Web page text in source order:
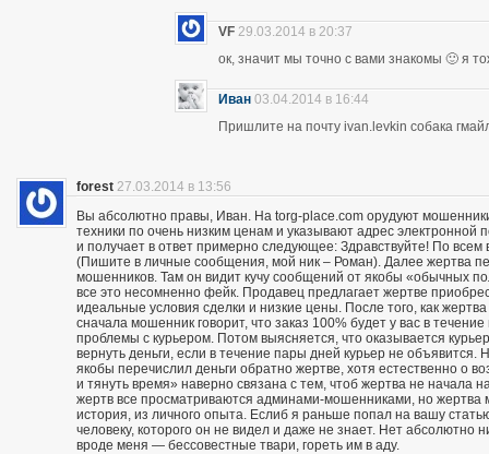
VF 29.03.2014 в 20:37
ок, значит мы точно с вами знакомы 🙂 я
Иван 03.04.2014 в 16:44
Пришлите на почту ivan.levkin собака
forest 27.03.2014 в 13:56
Вы абсолютно правы, Иван. На torg-place.com орудуют
техники по очень низким ценам и указывают адрес
и получает в ответ примерно следующее: Здравствуйте! По
(Пишите в личные сообщения, мой ник – Роман). Далее жертва
мошенников. Там он видит кучу сообщений от якобы «обычных
все это несомненно фейк. Продавец предлагает жертве
идеальные условия сделки и низкие цены. После того, как
сначала мошенник говорит, что заказ 100% будет у вас в
проблемы с курьером. Потом выясняется, что оказывается
вернуть деньги, если в течение пары дней курьер не
якобы перечислил деньги обратно жертве, хотя естественно о
и тянуть время» наверно связана с тем, чтоб жертва не начала
жертв все просматриваются админами-мошенниками, но жертва
история, из личного опыта. Еслиб я раньше попал на вашу
человеку, которого он не видел и даже не знает. Нет
вроде меня — бессовестные твари, гореть им в аду.